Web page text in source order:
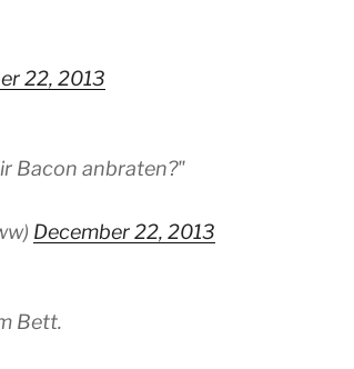
22, 2013
Bacon anbraten?"
December 22, 2013
Bett.